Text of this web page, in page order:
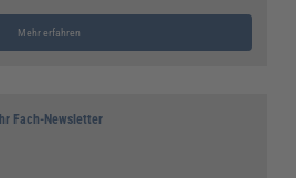
Mehr erfahren
Ihr Fach-Newsletter